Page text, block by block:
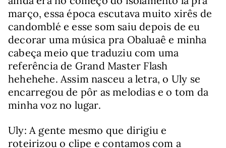
março, essa época escutava muito xirês de
candomblé e esse som saiu depois de eu
decorar uma música pra Obaluaê e minha
cabeça meio que traduziu com uma
referência de Grand Master Flash
hehehehe. Assim nasceu a letra, o Uly se
encarregou de pôr as melodias e o tom da
minha voz no lugar.
Uly: A gente mesmo que dirigiu e
roteirizou o clipe e contamos com a